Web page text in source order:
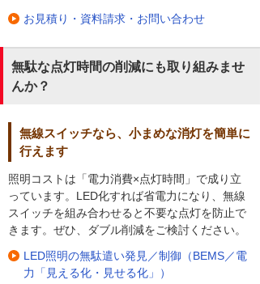
お見積り・資料請求・お問い合わせ
無駄な点灯時間の削減にも取り組みませ
んか？
無線スイッチなら、小まめな消灯を簡単に
行えます
照明コストは「電力消費×点灯時間」で成り立
っています。LED化すれば省電力になり、無線
スイッチを組み合わせると不要な点灯を防止で
きます。ぜひ、ダブル削減をご検討ください。
LED照明の無駄遣い発見／制御（BEMS／電
力「見える化・見せる化」）